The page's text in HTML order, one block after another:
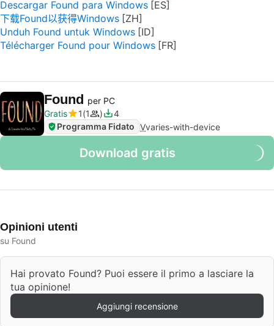
Descargar Found para Windows
下载Found以获得Windows
Unduh Found untuk Windows
Télécharger Found pour Windows
Found per PC
Gratis
1 1
4
Programma Fidato Vvaries-with-device
Download gratis
Opinioni utenti
su Found
Hai provato Found? Puoi essere il primo a lasciare la
tua opinione!
Aggiungi recensione